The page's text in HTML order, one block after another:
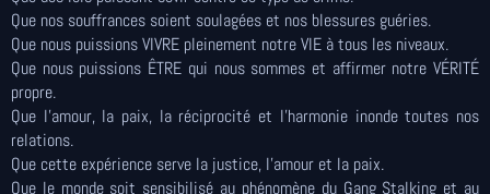
Que nos souffrances soient soulagées et nos blessures guéries.
Que nous puissions VIVRE pleinement notre VIE à tous les niveaux.
Que nous puissions ÊTRE qui nous sommes et affirmer notre VÉRITÉ
propre.
Que l’amour, la paix, la réciprocité et l’harmonie inonde toutes nos
relations.
Que cette expérience serve la justice, l’amour et la paix.
Que le monde soit sensibilisé au phénomène du Gang Stalking et au